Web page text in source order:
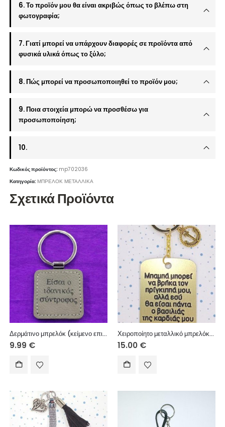
6. Το προϊόν μου θα είναι ακριβώς όπως το βλέπω στη
φωτογραφία;
7. Γιατί μπορεί να υπάρχουν διαφορές σε προϊόντα από
φυσικά υλικά όπως το ξύλο;
8. Πώς μπορεί να προσωποποιηθεί το προϊόν μου;
9. Ποια στοιχεία μπορώ να προσθέσω για
προσωποποίηση;
10.
Κωδικός προϊόντος: mp702036
Κατηγορία:ΜΠΡΕΛΟΚ ΜΕΤΑΛΛΙΚΑ
Σχετικά Προϊόντα
Δερμάτινο μπρελόκ (κείμενο επιλογής σας)
9.99 €
Χειροποίητο μεταλλικό μπρελόκ με μεταλλικό στοιχείο.
15.00 €